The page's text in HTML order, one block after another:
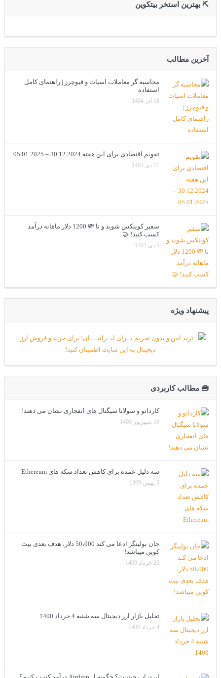
⛏ بهترین استخر بیتکوین
آخرین مطالب
محاسبه گر معاملات اسپات و فیوچرز | راهنمای کامل
استفاده
18 آذر 1404
تقویم اقتصادی برای این هفته 30.12.2024 – 05.01.2025
11 دی 1403
سفیر کوینکس شوید و تا 💸 1200 دلار ماهانه درآمد
کسب کنید! 🤝
5 دی 1403
پیشنهاد ویژه
🧰 مطالب کاربردی
کاردانو و سولانا سیگنال های انفجاری نشان می دهند!
10 شهریور 1400
سه دلیل عمده برای کاهش تعداد سکه های Ethereum
3 بهمن 1399
جان بولینگر ادعا می کند 50،000 دلار، هدف بعدی بیت
کوین میباشد!
26 خرداد 1400
تحلیل بازار ارز دیجیتال سه شنبه 4 خرداد 1400
4 خرداد 1400